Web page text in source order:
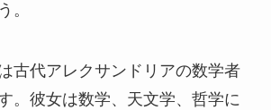
。
古代アレクサンドリアの数学者
。彼女は数学、天文学、哲学に